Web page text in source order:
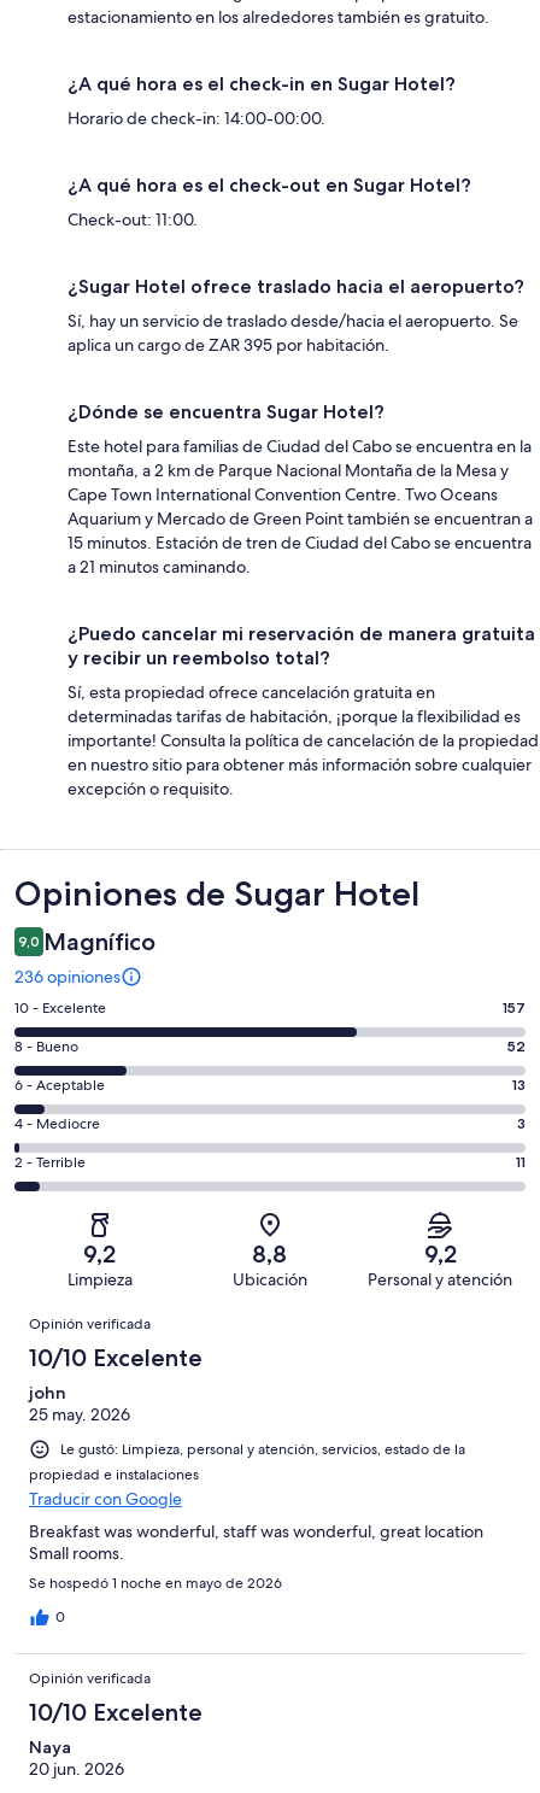
estacionamiento en los alrededores también es gratuito.
¿A qué hora es el check-in en Sugar Hotel?
Horario de check-in: 14:00-00:00.
¿A qué hora es el check-out en Sugar Hotel?
Check-out: 11:00.
¿Sugar Hotel ofrece traslado hacia el aeropuerto?
Sí, hay un servicio de traslado desde/hacia el aeropuerto. Se
aplica un cargo de ZAR 395 por habitación.
¿Dónde se encuentra Sugar Hotel?
Este hotel para familias de Ciudad del Cabo se encuentra en la
montaña, a 2 km de Parque Nacional Montaña de la Mesa y
Cape Town International Convention Centre. Two Oceans
Aquarium y Mercado de Green Point también se encuentran a
15 minutos. Estación de tren de Ciudad del Cabo se encuentra
a 21 minutos caminando.
¿Puedo cancelar mi reservación de manera gratuita
y recibir un reembolso total?
Sí, esta propiedad ofrece cancelación gratuita en
determinadas tarifas de habitación, ¡porque la flexibilidad es
importante! Consulta la política de cancelación de la propiedad
en nuestro sitio para obtener más información sobre cualquier
excepción o requisito.
Opiniones
Opiniones de Sugar Hotel
9,0 Magnífico
236 opiniones
Evaluación:
10
-
Excelente.
157
de
236
opiniones
10 - Excelente 157
Evaluación:
8
-
Bueno.
52
de
opiniones
8 - Bueno 52
Evaluación:
6
-
Aceptable.
13
opiniones
6 - Aceptable 13
Evaluación:
4
-
4 - Mediocre 3
Evaluación:
2
236
opiniones
2 - Terrible 11
9,2
Limpieza
8,8
Ubicación
9,2
Personal y atención
Opiniones
Opinión verificada
10/10 Excelente
john
25 may. 2026
Le gustó: Limpieza, personal y atención, servicios, estado de la
propiedad e instalaciones
Traducir con Google
Breakfast was wonderful, staff was wonderful, great location
Small rooms.
Se hospedó 1 noche en mayo de 2026
0
Opinión verificada
10/10 Excelente
Naya
20 jun. 2026